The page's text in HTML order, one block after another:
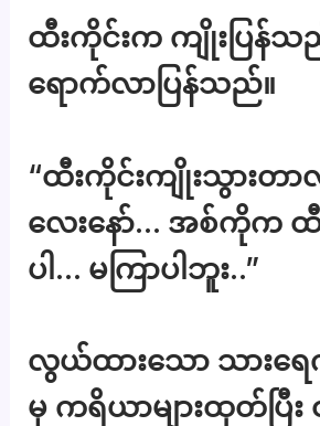
ထီးကိုင်းက ကျိုးပြန်
ရောက်လာပြန်သည်။
“ထီးကိုင်းကျိုးသွားတ
လေးနော်… အစ်ကိုက ထီ
ပါ… မကြာပါဘူး..”
လွယ်ထားသော သား
မှ ကရိယာများထုတ်ပြီ